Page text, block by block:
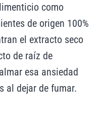
como
de origen 100%
el extracto seco
de raíz de
esa ansiedad
al dejar de fumar.